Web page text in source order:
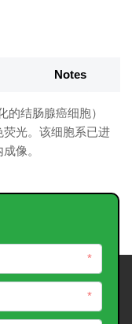
Notes
结肠腺癌细胞）
荧光。该细胞系已进
像。
*
*